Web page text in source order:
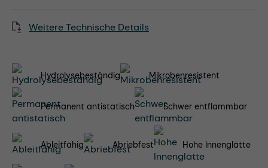
Weitere Technische Details
Hydrolysebeständig Mikrobenresistent
Permanent antistatisch Schwer entflammbar
Ableitfähig Abriebfest Hohe Innenglätte